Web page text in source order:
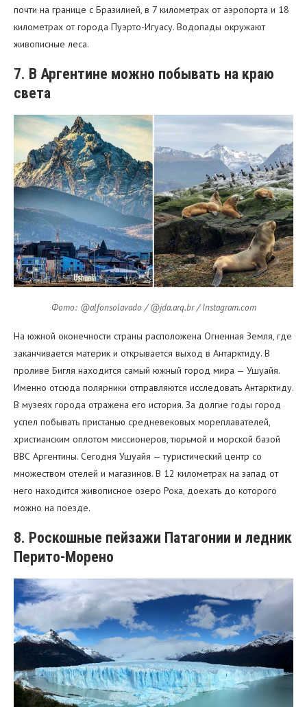
почти на границе с Бразилией, в 7 километрах от аэропорта и 18
километрах от города Пуэрто-Игуасу. Водопады окружают
живописные леса.
7. В Аргентине можно побывать на краю
света
Фото: @alfonsolavado / @jda.arq.br / Instagram.com
На южной оконечности страны расположена Огненная Земля, где
заканчивается материк и открывается выход в Антарктиду. В
проливе Бигля находится самый южный город мира — Ушуайя.
Именно отсюда полярники отправляются исследовать Антарктиду.
В музеях города отражена его история. За долгие годы город
успел побывать пристанью средневековых мореплавателей,
христианским оплотом миссионеров, тюрьмой и морской базой
ВВС Аргентины. Сегодня Ушуайя — туристический центр со
множеством отелей и магазинов. В 12 километрах на запад от
него находится живописное озеро Рока, доехать до которого
можно на поезде.
8. Роскошные пейзажи Патагонии и ледник
Перито-Морено